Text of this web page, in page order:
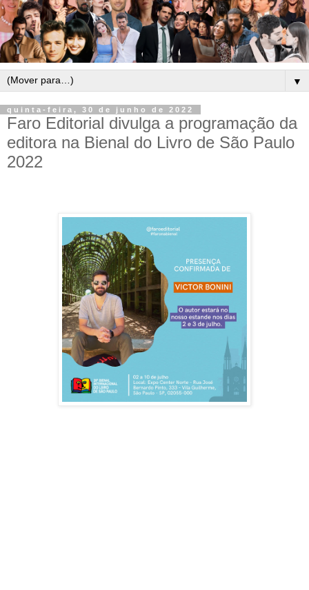
▼
quinta-feira, 30 de junho de 2022
Faro Editorial divulga a programação da
editora na Bienal do Livro de São Paulo
2022